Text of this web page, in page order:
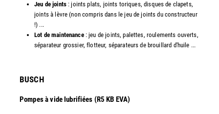
Jeu de joints: joints plats, joints toriques, disques de clapets,
joints à lèvre (non compris dans le jeu de joints du constructeur
!) ...
Lot de maintenance: jeu de joints, palettes, roulements ouverts,
séparateur grossier, flotteur, séparateurs de brouillard d'huile ...
​BUSCH
Pompes à vide lubrifiées (R5 KB EVA)